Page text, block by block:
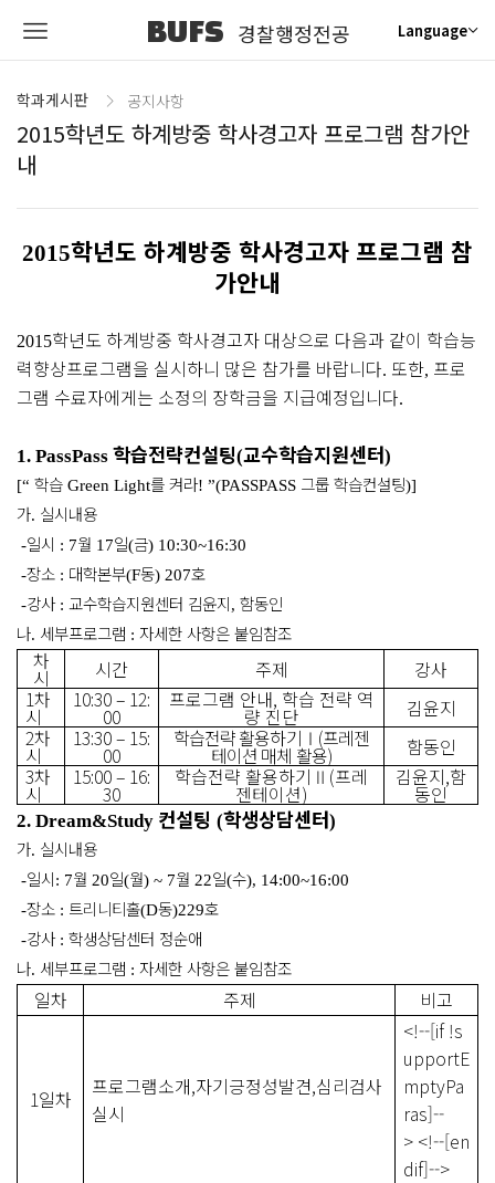
BUFS 경찰행정전공 Language
학과게시판 공지사항
2015학년도 하계방중 학사경고자 프로그램 참가안
내
2015학년도 하계방중 학사경고자 프로그램 참
가안내
2015학년도 하계방중 학사경고자 대상으로 다음과 같이 학습능
력향상프로그램을 실시하니 많은 참가를 바랍니다. 또한, 프로
그램 수료자에게는 소정의 장학금을 지급예정입니다.
1. PassPass 학습전략컨설팅(교수학습지원센터)
[“ 학습 Green Light를 켜라! ”(PASSPASS 그룹 학습컨설팅)]
가. 실시내용
-일시 : 7월 17일(금) 10:30~16:30
-장소 : 대학본부(F동) 207호
-강사 : 교수학습지원센터 김윤지, 함동인
나. 세부프로그램 : 자세한 사항은 붙임참조
차
시 시간 주제
강사
1차
시
10:30– 12:
00
프로그램 안내, 학습 전략 역
량 진단
김윤지
2차
시
13:30– 15:
00
학습전략 활용하기 Ⅰ (프레젠
테이션 매체 활용)
함동인
3차
시
15:00– 16:
30
학습전략 활용하기 Ⅱ (프레
젠테이션)
김윤지,함
동인
2. Dream&Study 컨설팅 (학생상담센터)
가. 실시내용
-일시: 7월 20일(월) ~ 7월 22일(수), 14:00~16:00
-장소 : 트리니티홀(D동)229호
-강사 : 학생상담센터 정순애
나. 세부프로그램 : 자세한 사항은 붙임참조
일차 주제 비고
1일차 프로그램소개,자기긍정성발견,심리검사
실시
<!--[if !s
upportE
mptyPa
ras]--
> <!--[en
dif]-->